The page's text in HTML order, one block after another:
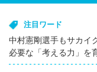
注目ワード
中村憲剛選手もサカイ
必要な「考える力」を